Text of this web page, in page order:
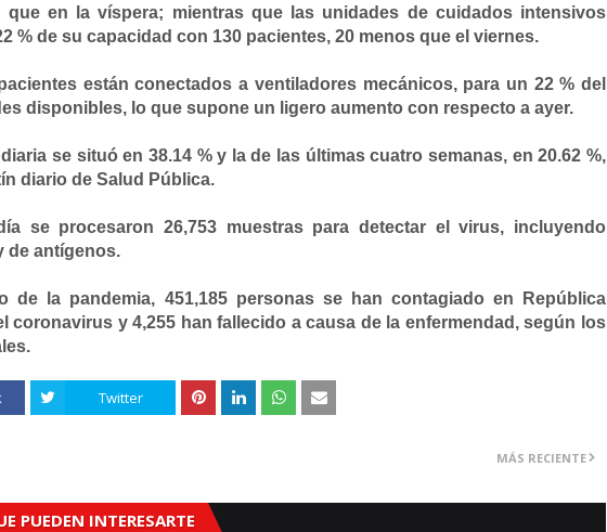
que en la víspera; mientras que las unidades de cuidados intensivos
% de su capacidad con 130 pacientes, 20 menos que el viernes.
están conectados a ventiladores mecánicos, para un 22 % del
disponibles, lo que supone un ligero aumento con respecto a ayer.
se situó en 38.14 % y la de las últimas cuatro semanas, en 20.62 %,
diario de Salud Pública.
se procesaron 26,753 muestras para detectar el virus, incluyendo
de antígenos.
de la pandemia, 451,185 personas se han contagiado en República
coronavirus y 4,255 han fallecido a causa de la enfermendad, según los
Twitter
MÁS RECIENTE
PUEDEN INTERESARTE